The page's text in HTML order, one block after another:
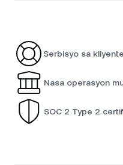
Serbisyo sa
Nasa operasyon
SOC 2 Type 2